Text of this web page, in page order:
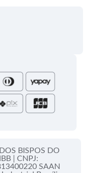
BISPOS DO
| CNPJ:
SAAN